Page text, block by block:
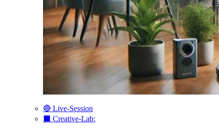
🔴 Live-Session
⬛️ Creative-Lab: